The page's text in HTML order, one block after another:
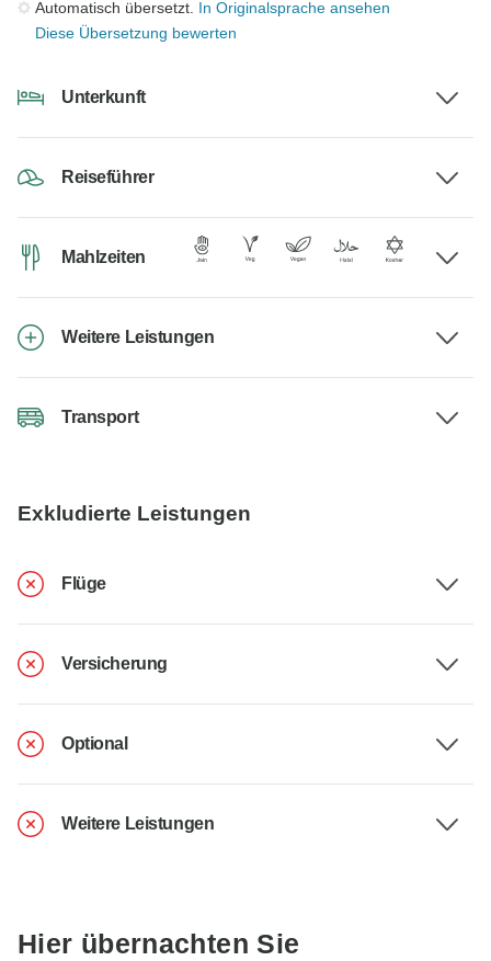
Automatisch übersetzt. In Originalsprache ansehen
Diese Übersetzung bewerten
Unterkunft
Reiseführer
Mahlzeiten
Weitere Leistungen
Transport
Exkludierte Leistungen
Flüge
Versicherung
Optional
Weitere Leistungen
Hier übernachten Sie